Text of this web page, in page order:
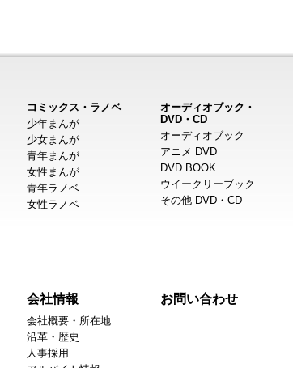
コミックス・ラノベ
少年まんが
少女まんが
青年まんが
女性まんが
青年ラノベ
女性ラノベ
オーディオブック・
DVD・CD
オーディオブック
アニメ DVD
DVD BOOK
ウイークリーブック
その他 DVD・CD
会社情報
会社概要・所在地
沿革・歴史
人事採用
お問い合わせ